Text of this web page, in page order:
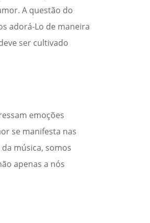
A questão do
adorá-Lo de maneira
ser cultivado
emoções
se manifesta nas
música, somos
apenas a nós